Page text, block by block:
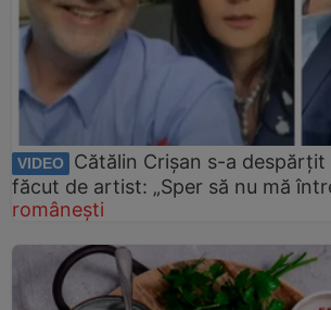
VIDEO
Cătălin Crișan s-a
făcut de artist: „Sper să nu mă
românești